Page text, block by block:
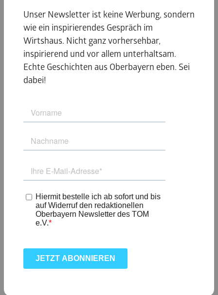
DAS KÖNNTE
SIE AUCH
INTERESSIEREN
Unser Newsletter ist keine Werbung, sondern
wie ein inspirierendes Gespräch im
Wirtshaus. Nicht ganz vorhersehbar,
inspirierend und vor allem unterhaltsam.
Echte Geschichten aus Oberbayern eben. Sei
dabei!